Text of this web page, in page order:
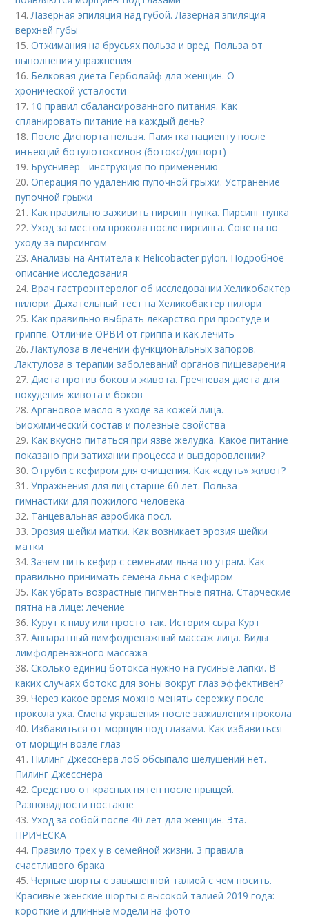
14.Лазерная эпиляция над губой. Лазерная эпиляция
верхней губы
15.Отжимания на брусьях польза и вред. Польза от
выполнения упражнения
16. Белковая диета Герболайф для женщин. О
хронической усталости
17. 10 правил сбалансированного питания. Как
спланировать питание на каждый день?
18. После Диспорта нельзя. Памятка пациенту после
инъекций ботулотоксинов (ботокс/диспорт)
19. Бруснивер - инструкция по применению
20.Операция по удалению пупочной грыжи. Устранение
пупочной грыжи
21. Как правильно заживить пирсинг пупка. Пирсинг пупка
22.Уход за местом прокола после пирсинга. Советы по
уходу за пирсингом
23.Анализы на Антитела к Helicobacter pylori. Подробное
описание исследования
24. Врач гастроэнтеролог об исследовании Хеликобактер
пилори. Дыхательный тест на Хеликобактер пилори
25. Как правильно выбрать лекарство при простуде и
гриппе. Отличие ОРВИ от гриппа и как лечить
26.Лактулоза в лечении функциональных запоров.
Лактулоза в терапии заболеваний органов пищеварения
27.Диета против боков и живота. Гречневая диета для
похудения живота и боков
28.Аргановое масло в уходе за кожей лица.
Биохимический состав и полезные свойства
29. Как вкусно питаться при язве желудка. Какое питание
показано при затихании процесса и выздоровлении?
30.Отруби с кефиром для очищения. Как «сдуть» живот?
31.Упражнения для лиц старше 60 лет. Польза
гимнастики для пожилого человека
32. Танцевальная аэробика посл.
33. Эрозия шейки матки. Как возникает эрозия шейки
матки
34.Зачем пить кефир с семенами льна по утрам. Как
правильно принимать семена льна с кефиром
35. Как убрать возрастные пигментные пятна. Старческие
пятна на лице: лечение
36. Курут к пиву или просто так. История сыра Курт
37.Аппаратный лимфодренажный массаж лица. Виды
лимфодренажного массажа
38.Сколько единиц ботокса нужно на гусиные лапки. В
каких случаях ботокс для зоны вокруг глаз эффективен?
39.Через какое время можно менять сережку после
прокола уха. Смена украшения после заживления прокола
40. Избавиться от морщин под глазами. Как избавиться
от морщин возле глаз
41. Пилинг Джесснера лоб обсыпало шелушений нет.
Пилинг Джесснера
42.Средство от красных пятен после прыщей.
Разновидности постакне
43.Уход за собой после 40 лет для женщин. Эта.
ПРИЧЕСКА
44. Правило трех у в семейной жизни. 3 правила
счастливого брака
45.Черные шорты с завышенной талией с чем носить.
Красивые женские шорты с высокой талией 2019 года:
короткие и длинные модели на фото